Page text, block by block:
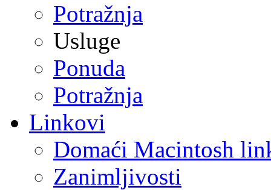
Potražnja
Usluge
Ponuda
Potražnja
Linkovi
Domaći Macintosh
Zanimljivosti